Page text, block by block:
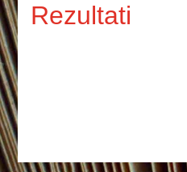
Rezultati